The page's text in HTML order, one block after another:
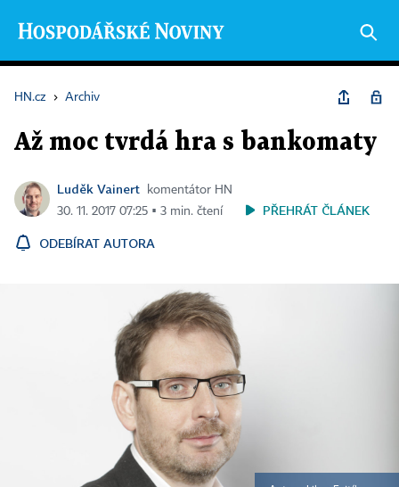
HN.cz › Archiv
Až moc tvrdá hra s bankomaty
Luděk Vainert
komentátor HN
30. 11. 2017 07:25 ▪ 3 min. čtení
PŘEHRÁT ČLÁNEK
ODEBÍRAT AUTORA